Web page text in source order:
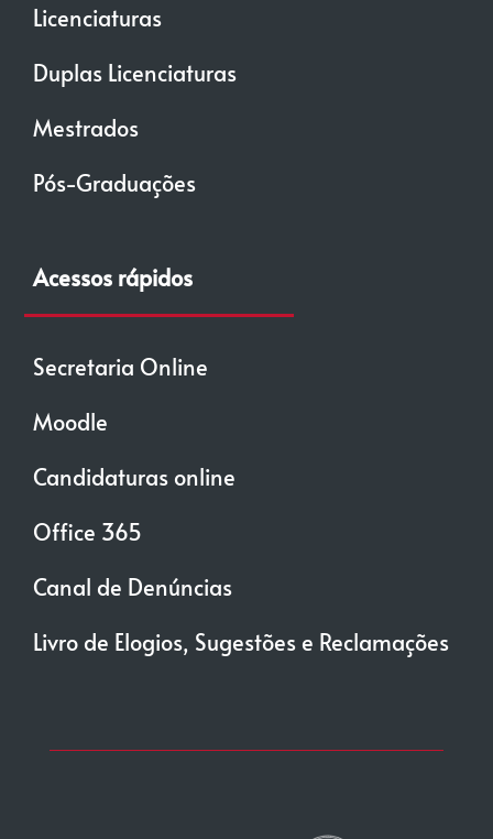
Licenciaturas
Duplas Licenciaturas
Mestrados
Pós-Graduações
Acessos rápidos
Secretaria Online
Moodle
Candidaturas online
Office 365
Canal de Denúncias
Livro de Elogios, Sugestões e Reclamações